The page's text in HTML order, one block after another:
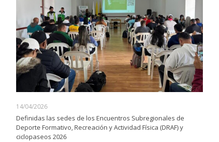
14/04/2026
Definidas las sedes de los Encuentros Subregionales de
Deporte Formativo, Recreación y Actividad Física (DRAF) y
ciclopaseos 2026